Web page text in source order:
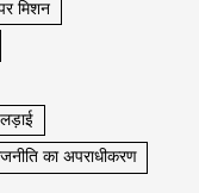
मिशन
का अपराधीकरण